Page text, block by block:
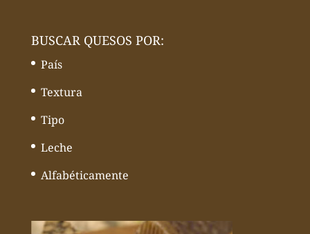
BUSCAR QUESOS POR:
País
Textura
Tipo
Leche
Alfabéticamente